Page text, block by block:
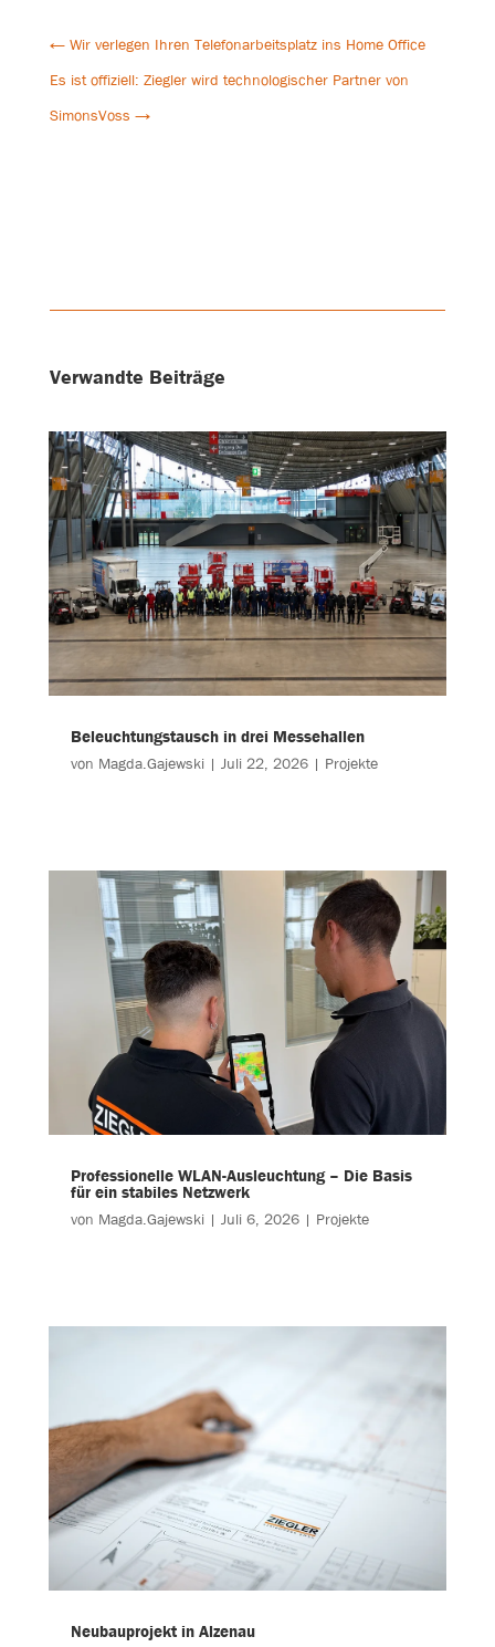
← Wir verlegen Ihren Telefonarbeitsplatz ins Home Office
Es ist offiziell: Ziegler wird technologischer Partner von
SimonsVoss →
Verwandte Beiträge
Beleuchtungstausch in drei Messehallen
von Magda.Gajewski| Juli 22, 2026| Projekte
Professionelle WLAN-Ausleuchtung – Die Basis
für ein stabiles Netzwerk
von Magda.Gajewski| Juli 6, 2026| Projekte
Neubauprojekt in Alzenau